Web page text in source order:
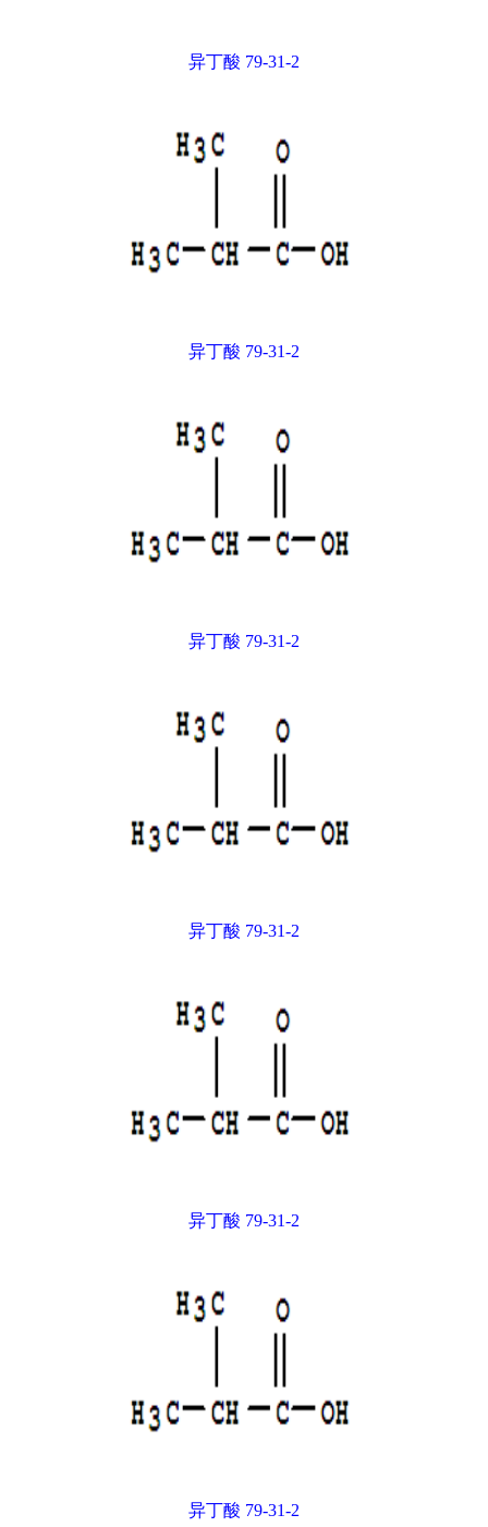
异丁酸 79-31-2
异丁酸 79-31-2
异丁酸 79-31-2
异丁酸 79-31-2
异丁酸 79-31-2
异丁酸 79-31-2